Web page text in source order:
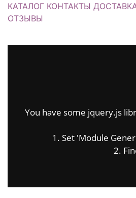
КАТАЛОГ КОНТАКТЫ
ОТЗЫВЫ
You have some jquery.js
1. Set 'Module
2.